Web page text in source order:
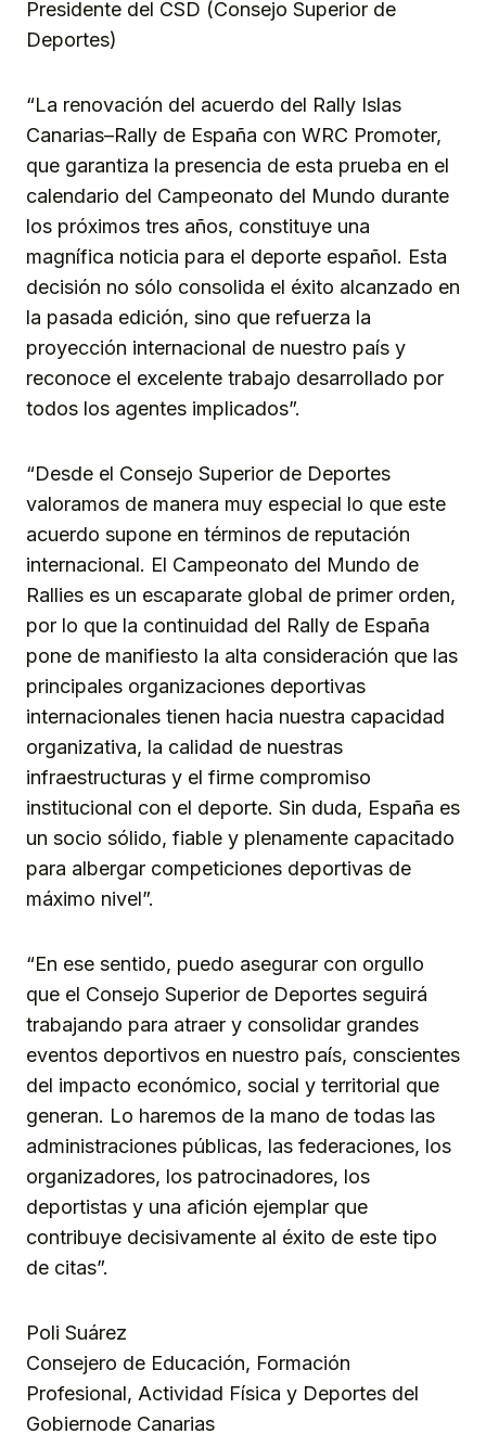
Presidente del CSD (Consejo Superior de
Deportes)
“La renovación del acuerdo del Rally Islas
Canarias–Rally de España con WRC Promoter,
que garantiza la presencia de esta prueba en el
calendario del Campeonato del Mundo durante
los próximos tres años, constituye una
magnífica noticia para el deporte español. Esta
decisión no sólo consolida el éxito alcanzado en
la pasada edición, sino que refuerza la
proyección internacional de nuestro país y
reconoce el excelente trabajo desarrollado por
todos los agentes implicados”.
“Desde el Consejo Superior de Deportes
valoramos de manera muy especial lo que este
acuerdo supone en términos de reputación
internacional. El Campeonato del Mundo de
Rallies es un escaparate global de primer orden,
por lo que la continuidad del Rally de España
pone de manifiesto la alta consideración que las
principales organizaciones deportivas
internacionales tienen hacia nuestra capacidad
organizativa, la calidad de nuestras
infraestructuras y el firme compromiso
institucional con el deporte. Sin duda, España es
un socio sólido, fiable y plenamente capacitado
para albergar competiciones deportivas de
máximo nivel”.
“En ese sentido, puedo asegurar con orgullo
que el Consejo Superior de Deportes seguirá
trabajando para atraer y consolidar grandes
eventos deportivos en nuestro país, conscientes
del impacto económico, social y territorial que
generan. Lo haremos de la mano de todas las
administraciones públicas, las federaciones, los
organizadores, los patrocinadores, los
deportistas y una afición ejemplar que
contribuye decisivamente al éxito de este tipo
de citas”.
Poli Suárez
Consejero de Educación, Formación
Profesional, Actividad Física y Deportes del
Gobiernode Canarias